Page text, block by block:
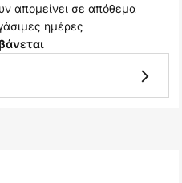
απομείνει σε απόθεμα
ημέρες